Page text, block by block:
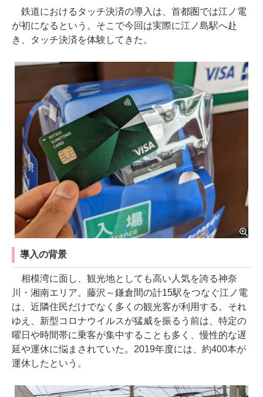
鉄道におけるタッチ決済の導入は、首都圏では江ノ電
が初になるという。そこで今回は実際に江ノ島駅へ赴
き、タッチ決済を体験してきた。
導入の背景
相模湾に面し、観光地としても高い人気を誇る神奈
川・湘南エリア。藤沢～鎌倉間の計15駅をつなぐ江ノ電
は、近隣住民だけでなく多くの観光客が利用する。それ
ゆえ、新型コロナウイルスが猛威を振るう前は、特定の
曜日や時間帯に乗客が集中することも多く、慢性的な遅
延や運休に悩まされていた。2019年度には、約400本が
運休したという。